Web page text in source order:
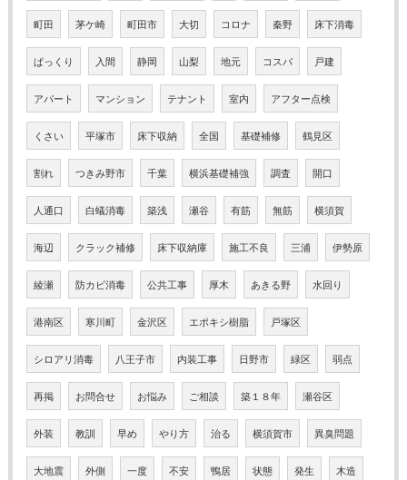
町田 茅ケ崎 町田市 大切 コロナ 秦野 床下消毒
ぱっくり 入間 静岡 山梨 地元 コスパ 戸建
アパート マンション テナント 室内 アフター点検
くさい 平塚市 床下収納 全国 基礎補修 鶴見区
割れ つきみ野市 千葉 横浜基礎補強 調査 開口
人通口 白蟻消毒 築浅 瀬谷 有筋 無筋 横須賀
海辺 クラック補修 床下収納庫 施工不良 三浦 伊勢原
綾瀬 防カビ消毒 公共工事 厚木 あきる野 水回り
港南区 寒川町 金沢区 エポキシ樹脂 戸塚区
シロアリ消毒 八王子市 内装工事 日野市 緑区 弱点
再掲 お問合せ お悩み ご相談 築１８年 瀬谷区
外装 教訓 早め やり方 治る 横須賀市 異臭問題
大地震 外側 一度 不安 鴨居 状態 発生 木造